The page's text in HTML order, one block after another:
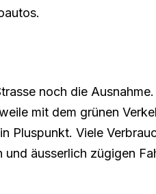
noch die
mit dem grünen
Pluspunkt. Viele
äusserlich zügigen